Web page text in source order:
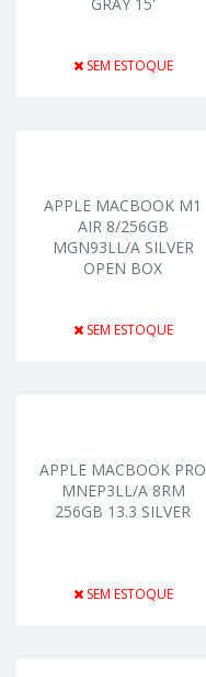
SEM ESTOQUE
APPLE MACBOOK M1
AIR 8/256GB
MGN93LL/A SILVER
OPEN BOX
SEM ESTOQUE
APPLE MACBOOK PRO
MNEP3LL/A 8RM
256GB 13.3 SILVER
SEM ESTOQUE